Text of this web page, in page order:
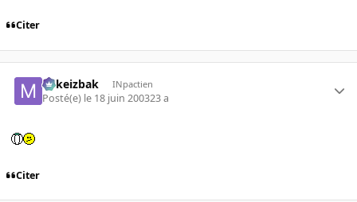
Citer
Mikeizbak INpactien
Posté(e) le 18 juin 200323 a
Citer